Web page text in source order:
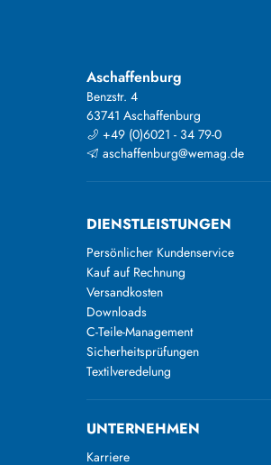
Aschaffenburg
Benzstr. 4
63741 Aschaffenburg
+49 (0)6021 - 34 79-0
aschaffenburg@wemag.de
DIENSTLEISTUNGEN
Persönlicher Kundenservice
Kauf auf Rechnung
Versandkosten
Downloads
C-Teile-Management
Sicherheitsprüfungen
Textilveredelung
UNTERNEHMEN
Karriere